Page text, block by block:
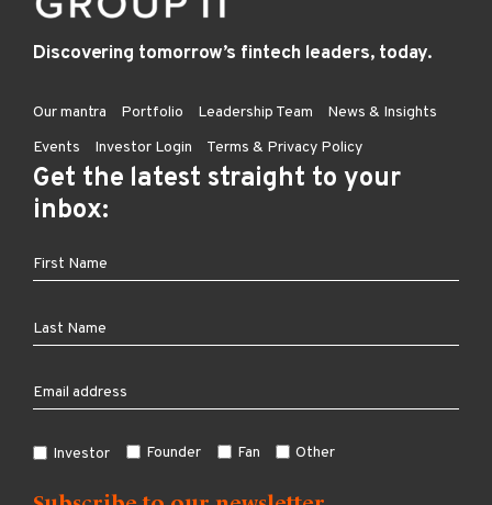
Discovering tomorrow’s fintech leaders, today.
Our mantra Portfolio Leadership Team
News & Insights
Events
Investor Login Terms & Privacy Policy
Get the latest straight to your
inbox:
Investor Founder Fan Other